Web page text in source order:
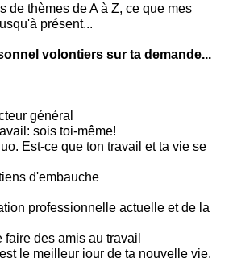
de thèmes de A à Z, ce que mes
présent...
volontiers sur ta demande...
général
sois toi-même!
Est-ce que ton travail et ta vie se
d'embauche
professionnelle actuelle et de la
des amis au travail
le meilleur jour de ta nouvelle vie.